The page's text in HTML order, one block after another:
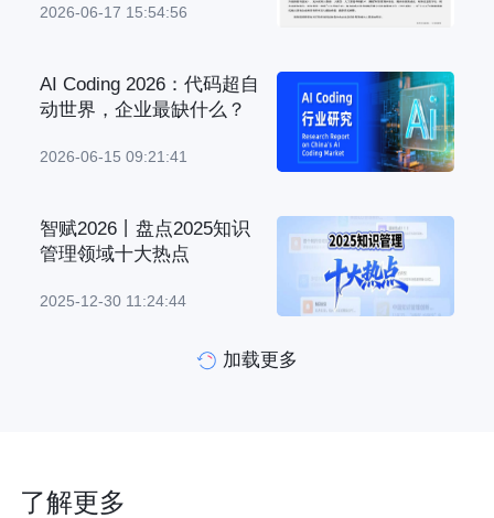
2026-06-17 15:54:56
AI Coding 2026：代码超自
动世界，企业最缺什么？
2026-06-15 09:21:41
智赋2026丨盘点2025知识
管理领域十大热点
2025-12-30 11:24:44
加载更多
了解更多